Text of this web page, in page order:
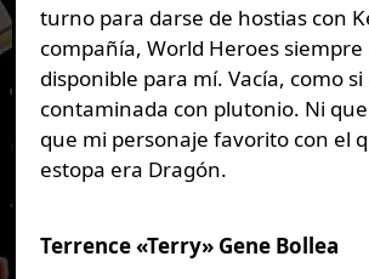
turno para darse de hostias con
compañía, World Heroes siempre
disponible para mí. Vacía, como
contaminada con plutonio. Ni
que mi personaje favorito con el
estopa era Dragón.
Terrence «Terry» Gene Bollea